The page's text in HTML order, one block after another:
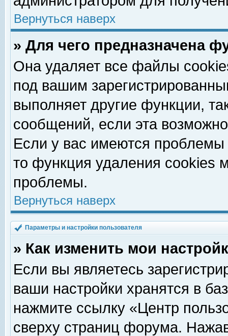
Вернуться наверх
» Для чего предназначена
Она удаляет все файлы
под вашим
выполняет другие функции,
сообщений, если эта
Если у вас имеются
то функция удаления cookies
проблемы.
Вернуться наверх
Параметры и настройки пользователя
» Как изменить мои
Если вы являетесь
ваши настройки хранятся в
нажмите ссылку «Центр
сверху страниц форума.